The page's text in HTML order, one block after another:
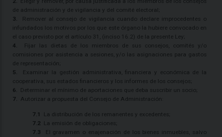
de administración y de vigilancia y del comité electoral;
3.
Remover al consejo de vigilancia cuando declare improcedentes o
infundados los motivos por los que este órgano la hubiere convocado en
el caso previsto por el artículo 31, (inciso 16.2) de la presente Ley;
4. Fijar las dietas de los miembros de sus consejos, comités y/o
comisiones por asistencia a sesiones, y/o las asignaciones para gastos
de representación;
5. Examinar la gestión administrativa, financiera y económica de la
cooperativa, sus estados financieros y los informes de los consejos;
6. Determinar el mínimo de aportaciones que deba suscribir un socio;
7. Autorizar a propuesta del Consejo de Administración:
7.1
La distribución de los remanentes y excedentes;
7.2 La emisión de obligaciones;
7.3 El gravamen o enajenación de los bienes inmuebles, salvo